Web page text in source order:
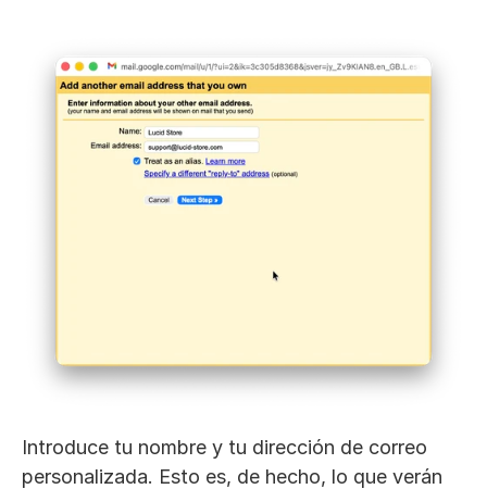
Introduce tu nombre y tu dirección de correo
personalizada. Esto es, de hecho, lo que verán